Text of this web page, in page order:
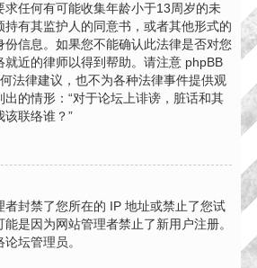
求任何有可能收集年龄小于13周岁的未
持有其监护人的同意书，或者其他形式的
信息。如果您不能确认此法律是否对您
就近的律师以得到帮助。请注意 phpBB
法律建议，也不为各种法律事件提供观
的情形：“对于论坛上诽谤，脏话和其
该联络谁？”
者封禁了您所在的 IP 地址或禁止了您试
是因为网站管理者禁止了新用户注册。
坛管理员。